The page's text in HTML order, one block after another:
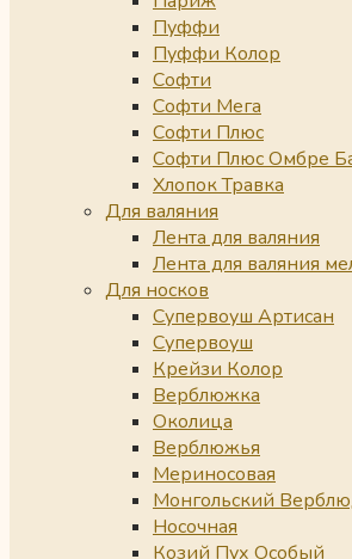
Пуффи
Пуффи Колор
Софти
Софти Мега
Софти Плюс
Софти Плюс Омбре
Хлопок Травка
Для валяния
Лента для валяния
Лента для валяния
Для носков
Супервоуш Артисан
Супервоуш
Крейзи Колор
Верблюжка
Околица
Верблюжья
Мериносовая
Монгольский
Носочная
Козий Пух Особый